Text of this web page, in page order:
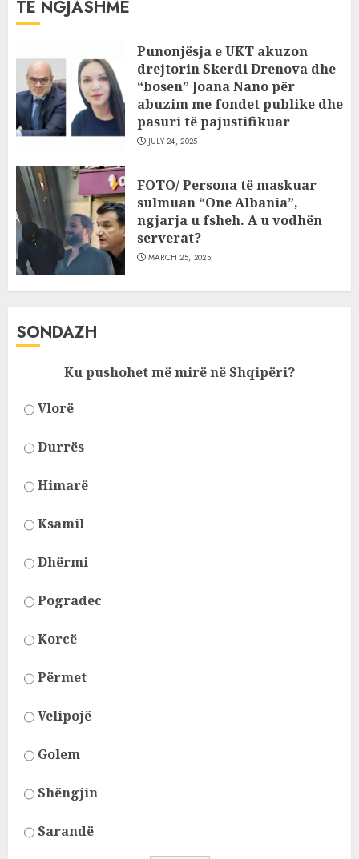
TË NGJASHME
Punonjësja e UKT akuzon
drejtorin Skerdi Drenova dhe
“bosen” Joana Nano për
abuzim me fondet publike dhe
pasuri të pajustifikuar
JULY 24, 2025
FOTO/ Persona të maskuar
sulmuan “One Albania”,
ngjarja u fsheh. A u vodhën
serverat?
MARCH 25, 2025
SONDAZH
Ku pushohet më mirë në Shqipëri?
Vlorë
Durrës
Himarë
Ksamil
Dhërmi
Pogradec
Korcë
Përmet
Velipojë
Golem
Shëngjin
Sarandë